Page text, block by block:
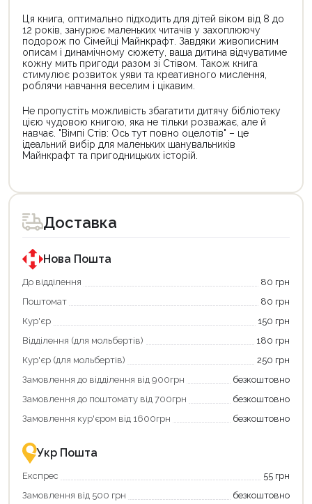
Ця книга, оптимально підходить для дітей віком від 8 до
12 років, занурює маленьких читачів у захоплюючу
подорож по Сімейці Майнкрафт. Завдяки живописним
описам і динамічному сюжету, ваша дитина відчуватиме
кожну мить пригоди разом зі Стівом. Також книга
стимулює розвиток уяви та креативного мислення,
роблячи навчання веселим і цікавим.
Не пропустіть можливість збагатити дитячу бібліотеку
цією чудовою книгою, яка не тільки розважає, але й
навчає. "Вімпі Стів: Ось тут повно оцелотів" – це
ідеальний вибір для маленьких шанувальників
Майнкрафт та пригодницьких історій.
товар
для
покупки
державною
програмою
єКнига.
Використовуйте
карту
щоб
зекономити
та
отримати
переваги!
картою
єКнига
–
зручно
та
товар
для
покупки
державною
програмою
«Національний
кешбек».
покупку
«Національний
кешбек»
та
отримуйте
повернення
Економте
більше
разом
державною
підтримкою!
Доставка
Нова Пошта
До відділення
80 грн
Поштомат
80 грн
Кур'єр
150 грн
Відділення (для мольбертів)
180 грн
Кур'єр (для мольбертів)
250 грн
Замовлення до відділення від 900грн
безкоштовно
Замовлення до поштомату від 700грн
безкоштовно
Замовлення кур'єром від 1600грн
безкоштовно
Укр Пошта
Експрес
55 грн
Замовлення від 500 грн
безкоштовно